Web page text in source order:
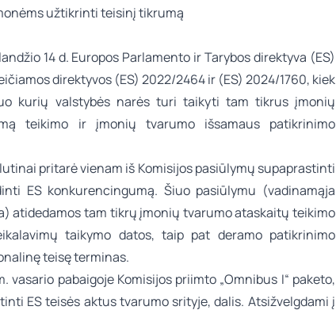
užtikrinti teisinį tikrumą
14 d. Europos Parlamento ir Tarybos direktyva (ES)
direktyvos (ES) 2022/2464 ir (ES) 2024/1760, kiek
kurių valstybės narės turi taikyti tam tikrus įmonių
teikimo ir įmonių tvarumo išsamaus patikrinimo
pritarė vienam iš Komisijos pasiūlymų supaprastinti
ES konkurencingumą. Šiuo pasiūlymu (vadinamąja
atidedamos tam tikrų įmonių tvarumo ataskaitų teikimo
taikymo datos, taip pat deramo patikrinimo
teisę terminas.
vasario pabaigoje Komisijos priimto „Omnibus I“ paketo,
ES teisės aktus tvarumo srityje, dalis. Atsižvelgdami į